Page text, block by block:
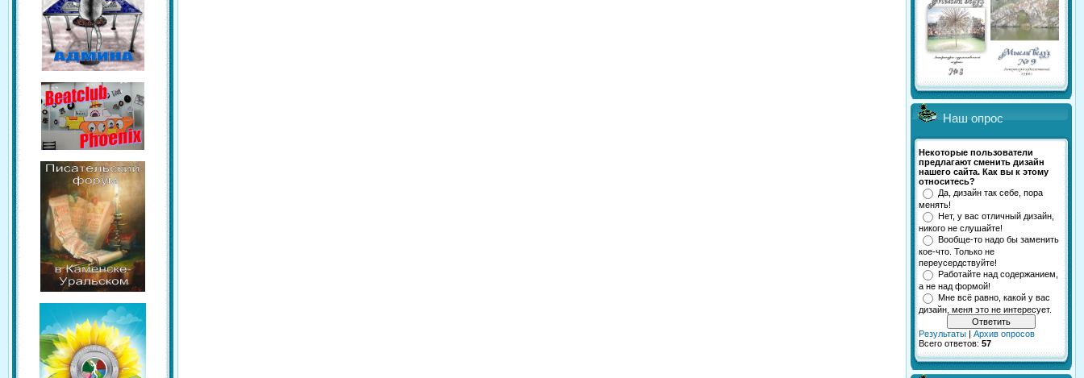
Наш опрос
Некоторые пользователи
предлагают сменить дизайн
нашего сайта. Как вы к этому
относитесь?
Да, дизайн так себе, пора
менять!
Нет, у вас отличный дизайн,
никого не слушайте!
Вообще-то надо бы заменить
кое-что. Только не
переусердствуйте!
Работайте над содержанием,
а не над формой!
Мне всё равно, какой у вас
дизайн, меня это не интересует.
Результаты | Архив опросов
Всего ответов: 57